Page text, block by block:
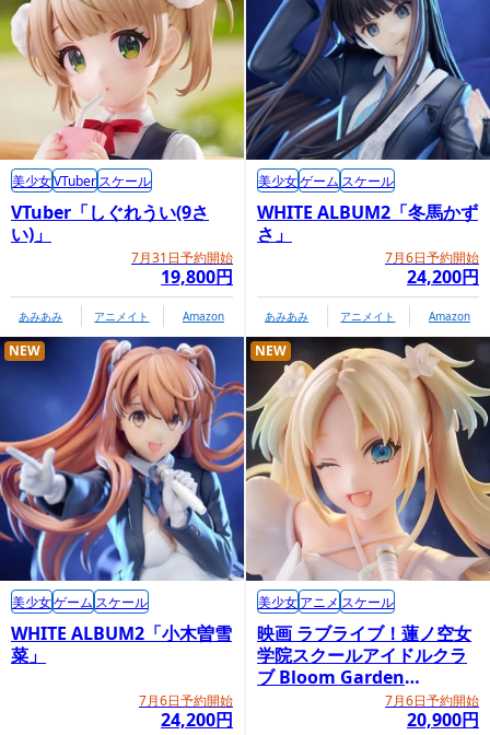
VTuber「しぐれうい(9さ
い)」
7月31日予約開始
19,800円
美少女VTuberスケール
あみあみ アニメイト Amazon
WHITE ALBUM2「冬馬かず
さ」
7月6日予約開始
24,200円
美少女ゲーム スケール
あみあみ アニメイト Amazon
WHITE ALBUM2「小木曽雪
菜」
7月6日予約開始
24,200円
NEW
美少女ゲーム スケール
映画 ラブライブ！蓮ノ空女
学院スクールアイドルクラ
ブ Bloom Garden
Party「大沢瑠璃乃」7月6日予約開始
20,900円
NEW
美少女アニメ スケール